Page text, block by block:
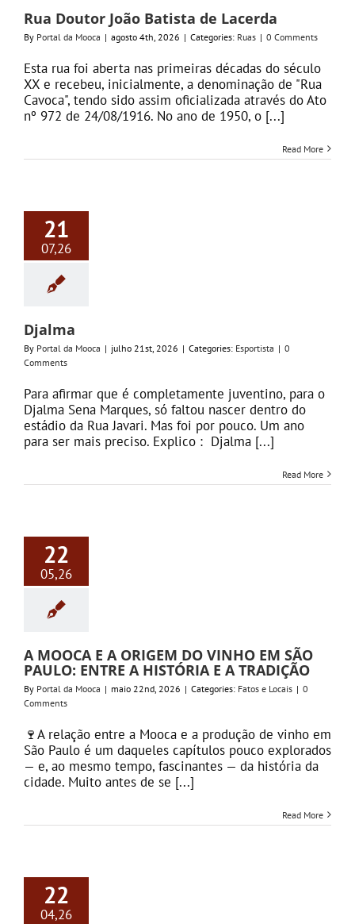
Rua Doutor João Batista de Lacerda
By Portal da Mooca | agosto 4th, 2026 | Categories: Ruas | 0 Comments
Esta rua foi aberta nas primeiras décadas do século
XX e recebeu, inicialmente, a denominação de "Rua
Cavoca", tendo sido assim oficializada através do Ato
nº 972 de 24/08/1916. No ano de 1950, o [...]
Read More
21
07,26
Djalma
By Portal da Mooca | julho 21st, 2026 | Categories: Esportista | 0
Comments
Para afirmar que é completamente juventino, para o
Djalma Sena Marques, só faltou nascer dentro do
estádio da Rua Javari. Mas foi por pouco. Um ano
para ser mais preciso. Explico : Djalma [...]
Read More
22
05,26
A MOOCA E A ORIGEM DO VINHO EM SÃO
PAULO: ENTRE A HISTÓRIA E A TRADIÇÃO
By Portal da Mooca | maio 22nd, 2026 | Categories: Fatos e Locais | 0
Comments
🍷A relação entre a Mooca e a produção de vinho em
São Paulo é um daqueles capítulos pouco explorados
— e, ao mesmo tempo, fascinantes — da história da
cidade. Muito antes de se [...]
Read More
22
04,26